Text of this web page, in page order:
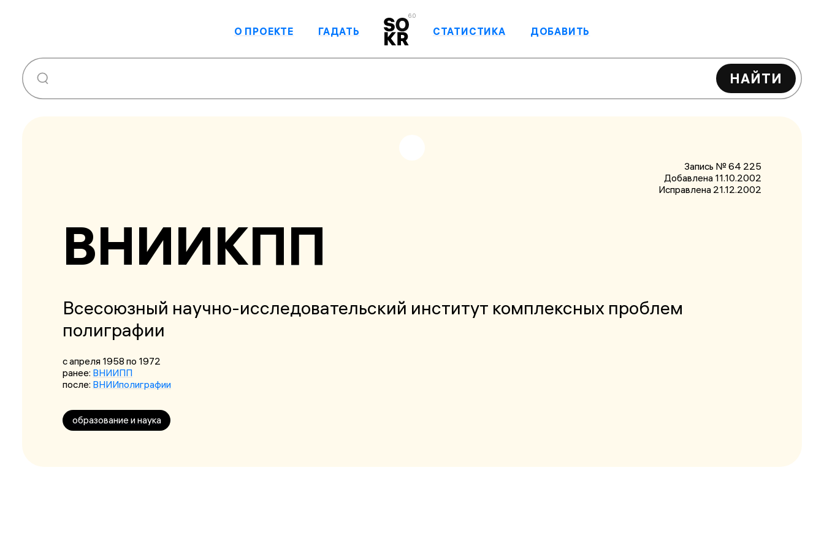
6.0
О ПРОЕКТЕ ГАДАТЬ СТАТИСТИКА ДОБАВИТЬ
НАЙТИ
Запись № 64 225
Добавлена 11.10.2002
Исправлена21.12.2002
ВНИИКПП
Всесоюзный научно-исследовательский институт комплексных проблем
полиграфии
с апреля 1958по 1972
ранее: ВНИИПП
после: ВНИИполиграфии
образование и наука